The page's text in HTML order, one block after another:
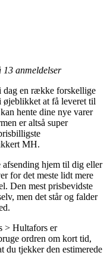
13 anmeldelser
dag en række forskellige
at få leveret til
hente dine nye varer
er altså super
MH.
hjem til dig eller
for det meste lidt mere
Den mest prisbevidste
men det står og falder
> Hultafors er
ordren om kort tid,
du tjekker den estimerede